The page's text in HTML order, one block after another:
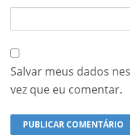
Salvar meus dados
vez que eu comentar.